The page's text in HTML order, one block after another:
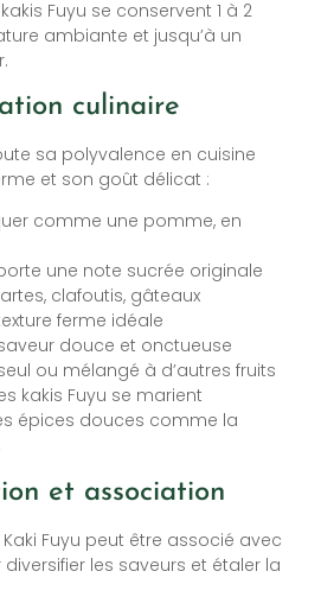
Fuyu se conservent 1 à 2
ambiante et jusqu’à un
culinaire
sa polyvalence en cuisine
et son goût délicat :
comme une pomme, en
une note sucrée originale
clafoutis, gâteaux
ferme idéale
douce et onctueuse
ou mélangé à d’autres fruits
kakis Fuyu se marient
épices douces comme la
et association
Kaki Fuyu peut être associé avec
diversifier les saveurs et étaler la